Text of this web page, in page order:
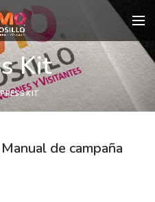
Kit
PRESS KIT
de campaña